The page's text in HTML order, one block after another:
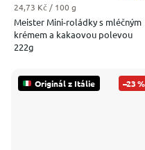
Meister Mini-roládky s mléčným
krémem a kakaovou polevou
222g
Měrná cena:
24,73 Kč / 100 g
Originál z Itálie –23 %